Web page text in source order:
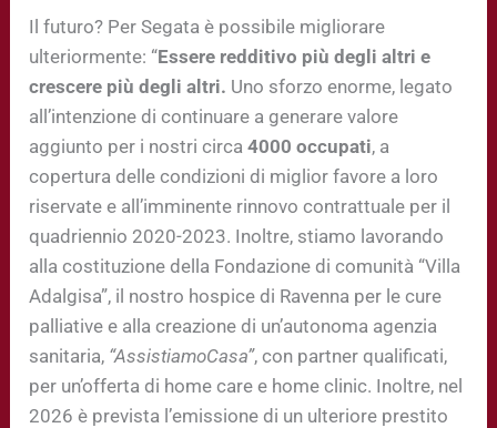
Il futuro? Per Segata è possibile migliorare
ulteriormente: “Essere redditivo più degli altri e
crescere più degli altri. Uno sforzo enorme, legato
all’intenzione di continuare a generare valore
aggiunto per i nostri circa4000 occupati, a
copertura delle condizioni di miglior favore a loro
riservate e all’imminente rinnovo contrattuale per il
quadriennio 2020-2023. Inoltre, stiamo lavorando
alla costituzione della Fondazione di comunità “Villa
Adalgisa”, il nostro hospice di Ravenna per le cure
palliative e alla creazione di un’autonoma agenzia
sanitaria, “AssistiamoCasa”, con partner qualificati,
per un’offerta di home care e home clinic. Inoltre, nel
2026 è prevista l’emissione di un ulteriore prestito